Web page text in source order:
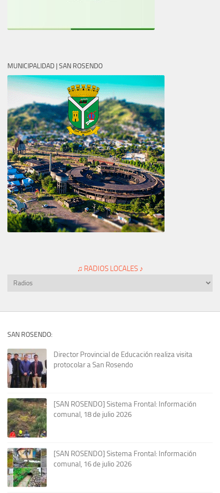
MUNICIPALIDAD | SAN ROSENDO
♫ RADIOS LOCALES ♪
SAN ROSENDO:
Director Provincial de Educación realiza visita
protocolar a San Rosendo
[SAN ROSENDO] Sistema Frontal: Información
comunal, 18 de julio 2026
[SAN ROSENDO] Sistema Frontal: Información
comunal, 16 de julio 2026